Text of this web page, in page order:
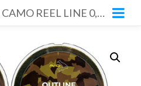
AVID CAMO REEL LINE 0,28 1000m